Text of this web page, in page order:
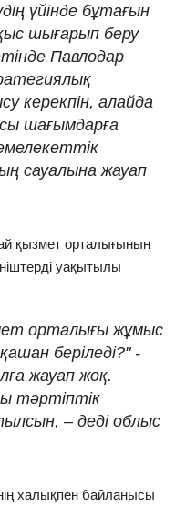
үйінде бұтағын
шығарып беру
Павлодар
керекпін, алайда
шағымдарға
сауалына жауап
қызмет орталығының
уақытылы
орталығы жұмыс
беріледі?" -
жауап жоқ.
тәртіптік
– деді облыс
халықпен байланысы